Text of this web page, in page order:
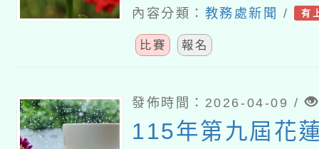
賽
內容分類： 教務處新聞 / 有
比賽 報名
發佈時間：2026-04-09 /
115年第九屆花